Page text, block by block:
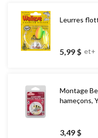
Leurres
5,99 $ et+
Montage
hameçons,
3,49 $